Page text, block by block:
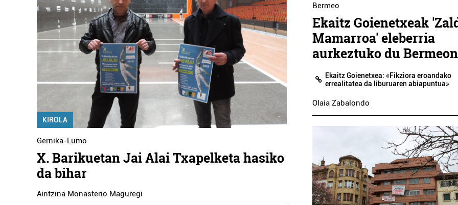
KIROLA
Gernika-Lumo
X. Barikuetan Jai Alai Txapelketa hasiko
da bihar
Aintzina Monasterio Maguregi
Bermeo
Ekaitz Goienetxeak
Mamarroa' eleberria
aurkeztuko du Bermeon
Ekaitz Goienetxea: «Fikziora eroandako
errealitatea da liburuaren abiapuntua»
Olaia Zabalondo